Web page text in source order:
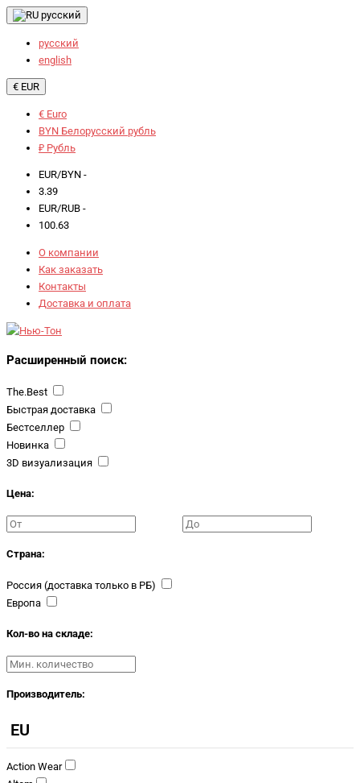
русский
русский
english
€ EUR
€ Euro
BYN Белорусский рубль
₽ Рубль
EUR/BYN -
3.39
EUR/RUB -
100.63
О компании
Как заказать
Контакты
Доставка и оплата
Расширенный поиск:
The.Best
Быстрая доставка
Бестселлер
Новинка
3D визуализация
Цена:
Страна:
Россия (доставка только в РБ)
Европа
Кол-во на складе:
Производитель:
EU
Action Wear